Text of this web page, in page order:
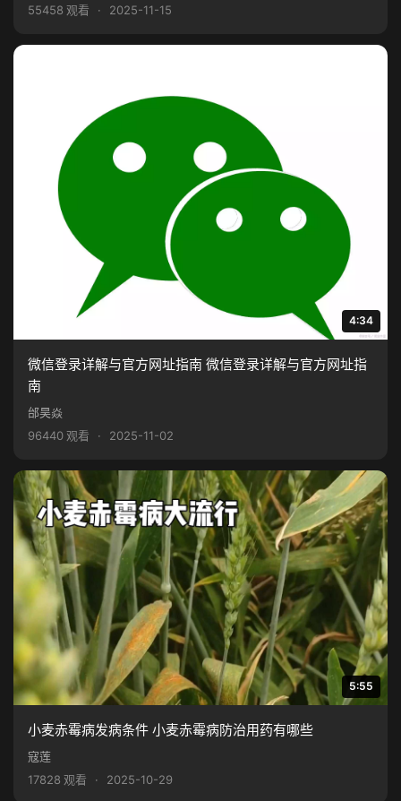
55458 观看
· 2025-11-15
4:34
微信登录详解与官方网址指南 微信登录详解与官方网址指
南
邰昊焱
96440 观看
· 2025-11-02
5:55
小麦赤霉病发病条件 小麦赤霉病防治用药有哪些
寇莲
17828 观看
· 2025-10-29